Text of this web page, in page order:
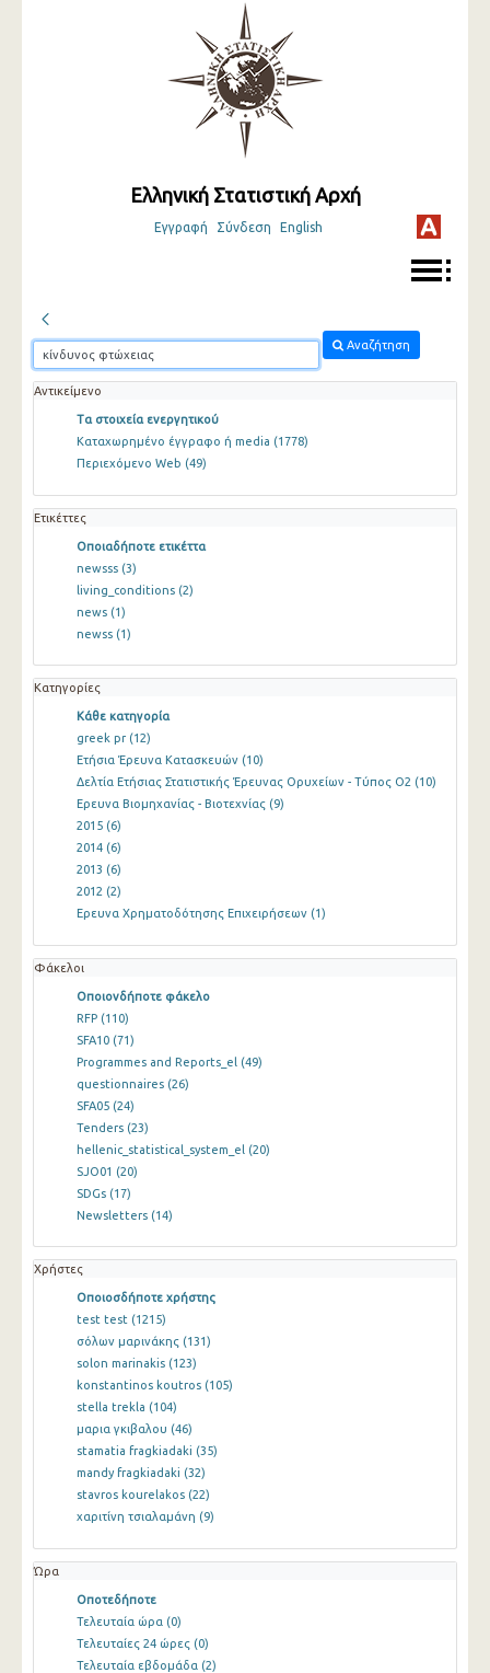
Ελληνική Στατιστική Αρχή
Εγγραφή Σύνδεση English
Αναζήτηση
Αντικείμενο
Τα στοιχεία ενεργητικού
Καταχωρημένο έγγραφο ή media (1778)
Περιεχόμενο Web (49)
Ετικέττες
Οποιαδήποτε ετικέττα
newsss (3)
living_conditions (2)
news (1)
newss (1)
Κατηγορίες
Κάθε κατηγορία
greek pr (12)
Ετήσια Έρευνα Κατασκευών (10)
Δελτία Ετήσιας Στατιστικής Έρευνας Ορυχείων - Τύπος Ο2 (10)
Ερευνα Βιομηχανίας - Βιοτεχνίας (9)
2015 (6)
2014 (6)
2013 (6)
2012 (2)
Ερευνα Χρηματοδότησης Επιχειρήσεων (1)
Φάκελοι
Οποιονδήποτε φάκελο
RFP (110)
SFA10 (71)
Programmes and Reports_el (49)
questionnaires (26)
SFA05 (24)
Tenders (23)
hellenic_statistical_system_el (20)
SJO01 (20)
SDGs (17)
Newsletters (14)
Χρήστες
Οποιοσδήποτε χρήστης
test test (1215)
σόλων μαρινάκης (131)
solon marinakis (123)
konstantinos koutros (105)
stella trekla (104)
μαρια γκιβαλου (46)
stamatia fragkiadaki (35)
mandy fragkiadaki (32)
stavros kourelakos (22)
χαριτίνη τσιαλαμάνη (9)
Ώρα
Οποτεδήποτε
Τελευταία ώρα (0)
Τελευταίες 24 ώρες (0)
Τελευταία εβδομάδα (2)